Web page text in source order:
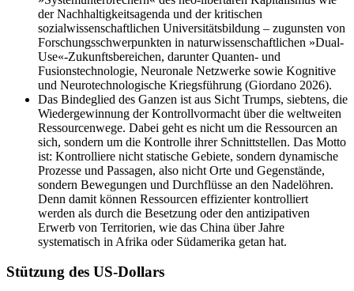
der Nachhaltigkeitsagenda und der kritischen
sozialwissenschaftlichen Universitätsbildung – zugunsten von
Forschungsschwerpunkten in naturwissenschaftlichen »Dual-
Use«-Zukunftsbereichen, darunter Quanten- und
Fusionstechnologie, Neuronale Netzwerke sowie Kognitive
und Neurotechnologische Kriegsführung (Gior­dano 2026).
Das Bindeglied des Ganzen ist aus Sicht Trumps, siebtens, die
Wiedergewinnung der Kontrollvormacht über die weltweiten
Ressourcenwege. Dabei geht es nicht um die Ressourcen an
sich, sondern um die Kontrolle ihrer Schnittstellen. Das Motto
ist: Kontrolliere nicht statische Gebiete, sondern dynamische
Prozesse und Passagen, also nicht Orte und Gegenstände,
sondern Bewegungen und Durchflüsse an den Nadelöhren.
Denn damit können Ressourcen effizienter kontrolliert
werden als durch die Besetzung oder den antizipativen
Erwerb von Territorien, wie das China über Jahre
systematisch in Afrika oder Südamerika getan hat.
Stützung des US-Dollars